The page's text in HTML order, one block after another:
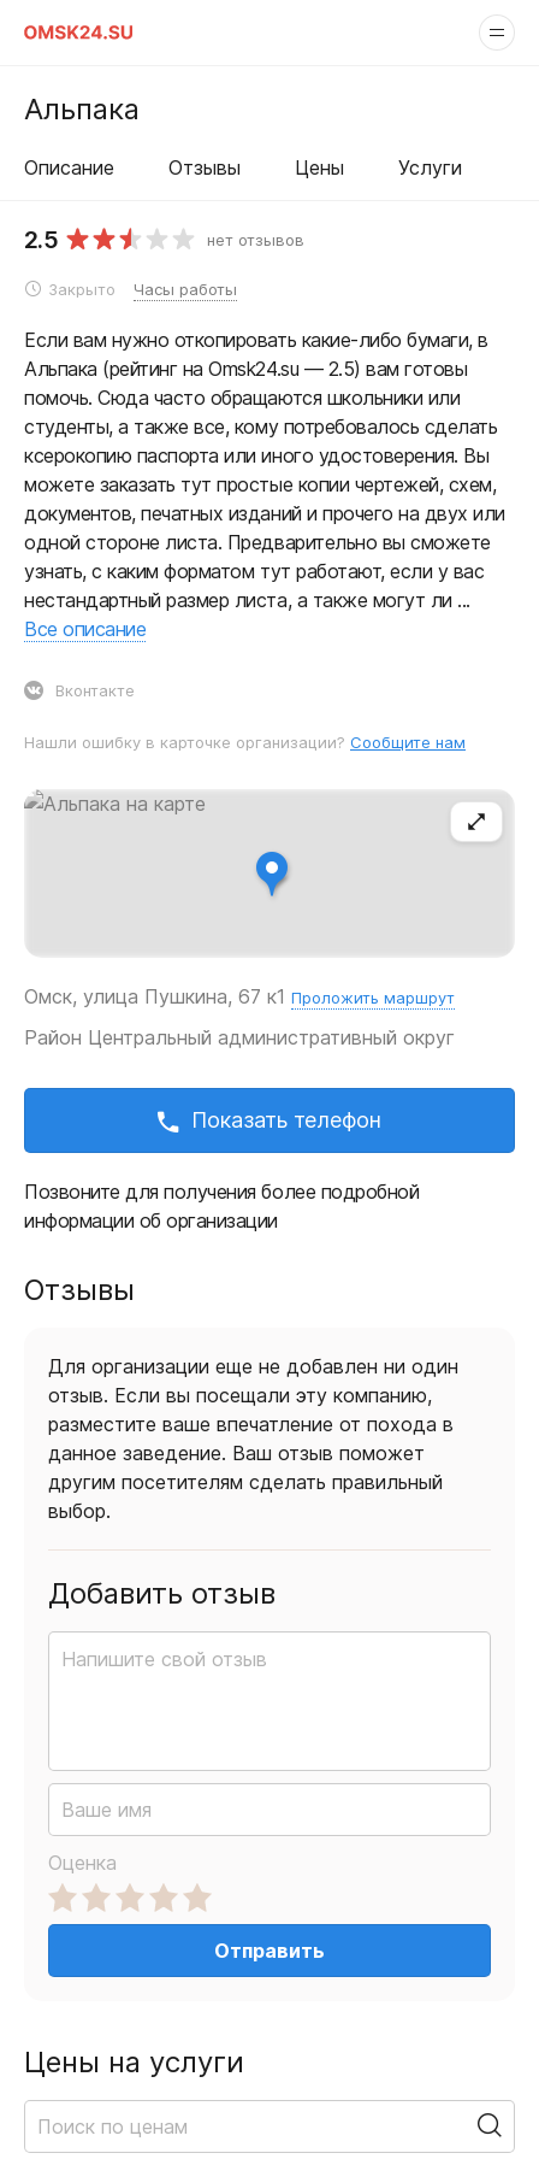
Омск, улица Пушкина, 67 к1 Проложить маршрут
Район Центральный административный округ
Показать телефон
Позвоните для получения более подробной
информации об организации
Альпака
Описание Отзывы Цены Услуги
2.5 нет отзывов
Часы работы
Закрыто
Если вам нужно откопировать какие-либо бумаги, в
Альпака (рейтинг на Omsk24.su — 2.5) вам готовы
помочь. Сюда часто обращаются школьники или
студенты, а также все, кому потребовалось сделать
ксерокопию паспорта или иного удостоверения. Вы
можете заказать тут простые копии чертежей, схем,
документов, печатных изданий и прочего на двух или
одной стороне листа. Предварительно вы сможете
узнать, с каким форматом тут работают, если у вас
нестандартный размер листа, а также могут ли ...
Все описание
Вконтакте
Нашли ошибку в карточке организации? Сообщите нам
Отзывы
Для организации еще не добавлен ни один
отзыв. Если вы посещали эту компанию,
разместите ваше впечатление от похода в
данное заведение. Ваш отзыв поможет
другим посетителям сделать правильный
выбор.
Добавить отзыв
Оценка
Отправить
Цены на услуги